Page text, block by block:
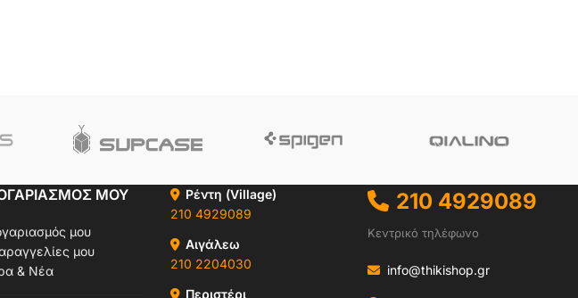
ΜΟΥ
μου
μου
& Νέα
Ρέντη (Village)
210 4929089
Αιγάλεω
210 2204030
Περιστέρι
210 4929089
Κεντρικό τηλέφωνο
info@thikishop.gr